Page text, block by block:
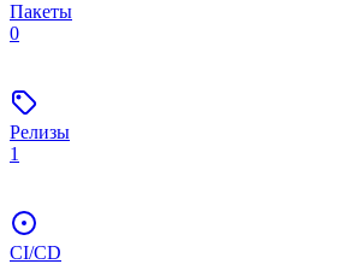
Пакеты
0
Релизы
1
CI/CD